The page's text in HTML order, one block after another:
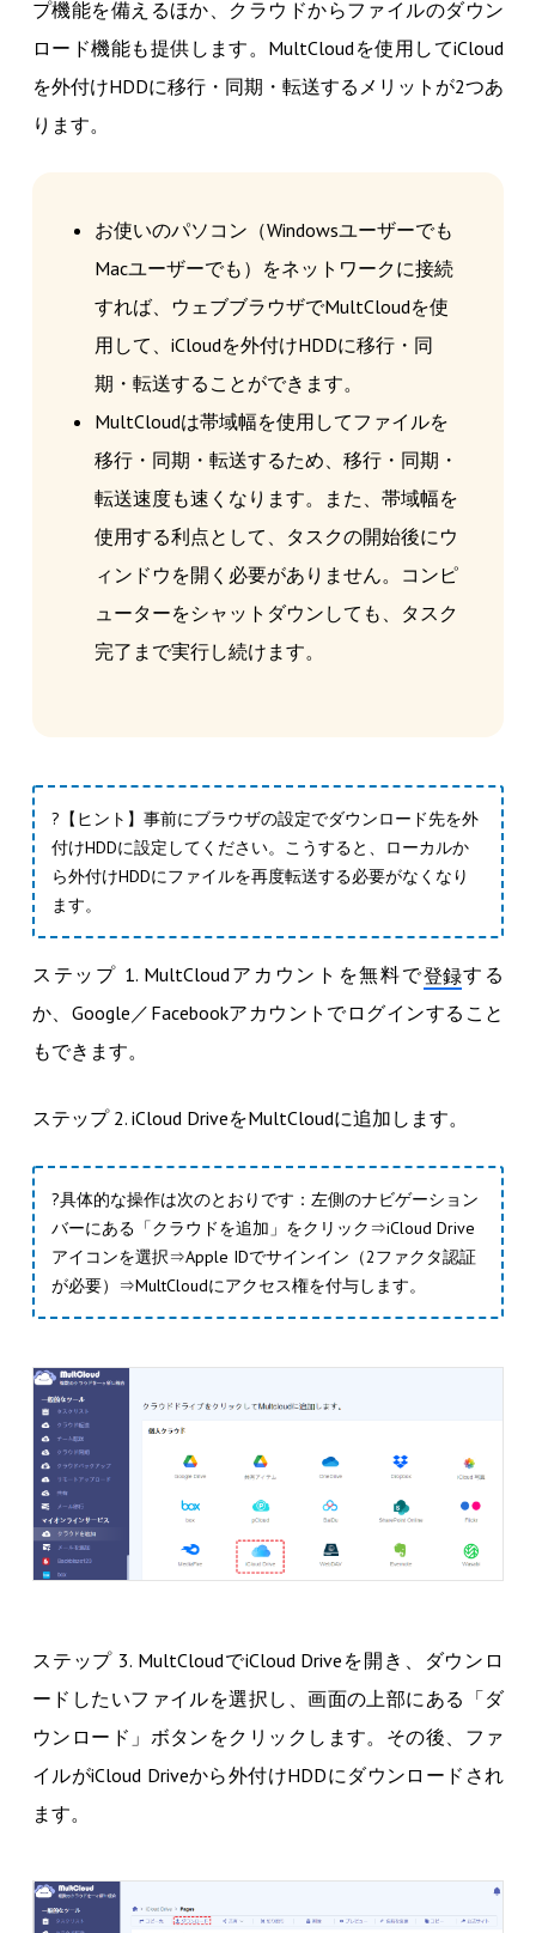
プ機能を備えるほか、クラウドからファイルのダウン
ロード機能も提供します。MultCloudを使用してiCloud
を外付けHDDに移行・同期・転送するメリットが2つあ
ります。
お使いのパソコン（Windowsユーザーでも
Macユーザーでも）をネットワークに接続
すれば、ウェブブラウザでMultCloudを使
用して、iCloudを外付けHDDに移行・同
期・転送することができます。
MultCloudは帯域幅を使用してファイルを
移行・同期・転送するため、移行・同期・
転送速度も速くなります。また、帯域幅を
使用する利点として、タスクの開始後にウ
ィンドウを開く必要がありません。コンピ
ューターをシャットダウンしても、タスク
完了まで実行し続けます。
?【ヒント】事前にブラウザの設定でダウンロード先を外
付けHDDに設定してください。こうすると、ローカルか
ら外付けHDDにファイルを再度転送する必要がなくなり
ます。
ステップ 1. MultCloudアカウントを無料で登録する
か、Google／Facebookアカウントでログインすること
もできます。
ステップ 2. iCloud DriveをMultCloudに追加します。
?具体的な操作は次のとおりです：左側のナビゲーション
バーにある「クラウドを追加」をクリック⇒iCloud Drive
アイコンを選択⇒Apple IDでサインイン（2ファクタ認証
が必要）⇒MultCloudにアクセス権を付与します。
ステップ 3. MultCloudでiCloud Driveを開き、ダウンロ
ードしたいファイルを選択し、画面の上部にある「ダ
ウンロード」ボタンをクリックします。その後、ファ
イルがiCloud Driveから外付けHDDにダウンロードされ
ます。